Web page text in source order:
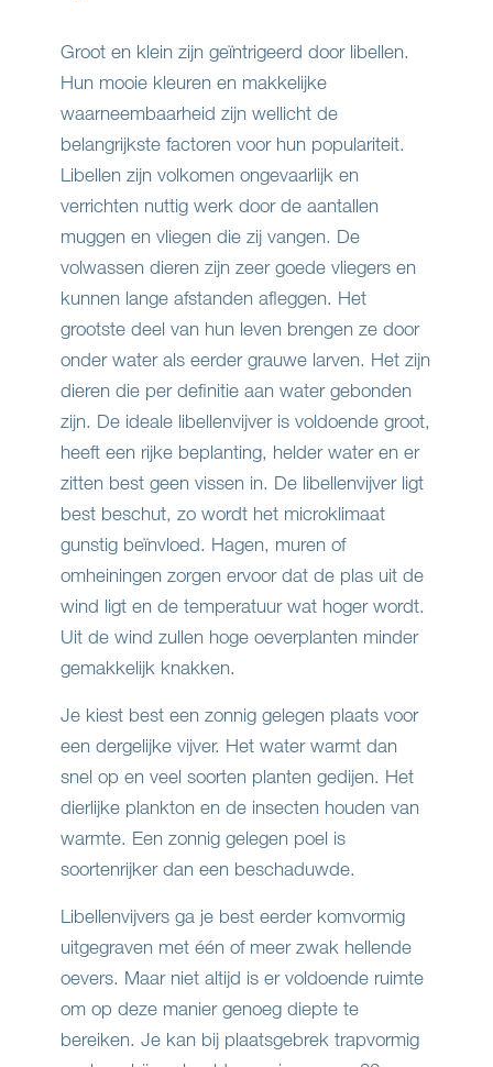
Groot en klein zijn geïntrigeerd door libellen.
Hun mooie kleuren en makkelijke
waarneembaarheid zijn wellicht de
belangrijkste factoren voor hun populariteit.
Libellen zijn volkomen ongevaarlijk en
verrichten nuttig werk door de aantallen
muggen en vliegen die zij vangen. De
volwassen dieren zijn zeer goede vliegers en
kunnen lange afstanden afleggen. Het
grootste deel van hun leven brengen ze door
onder water als eerder grauwe larven. Het zijn
dieren die per definitie aan water gebonden
zijn. De ideale libellenvijver is voldoende groot,
heeft een rijke beplanting, helder water en er
zitten best geen vissen in. De libellenvijver ligt
best beschut, zo wordt het microklimaat
gunstig beïnvloed. Hagen, muren of
omheiningen zorgen ervoor dat de plas uit de
wind ligt en de temperatuur wat hoger wordt.
Uit de wind zullen hoge oeverplanten minder
gemakkelijk knakken.
Je kiest best een zonnig gelegen plaats voor
een dergelijke vijver. Het water warmt dan
snel op en veel soorten planten gedijen. Het
dierlijke plankton en de insecten houden van
warmte. Een zonnig gelegen poel is
soortenrijker dan een beschaduwde.
Libellenvijvers ga je best eerder komvormig
uitgegraven met één of meer zwak hellende
oevers. Maar niet altijd is er voldoende ruimte
om op deze manier genoeg diepte te
bereiken. Je kan bij plaatsgebrek trapvormig